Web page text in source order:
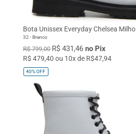
Bota Unissex Everyday Chelsea Milho
32 - Branco
R$ 799,00 R$ 431,46 no Pix
R$ 479,40 ou 10x de R$47,94
40%OFF